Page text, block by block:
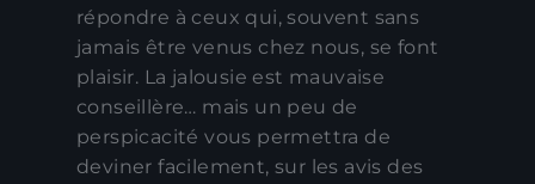
répondre à ceux qui, souvent sans
jamais être venus chez nous, se font
plaisir. La jalousie est mauvaise
conseillère… mais un peu de
perspicacité vous permettra de
deviner facilement, sur les avis des